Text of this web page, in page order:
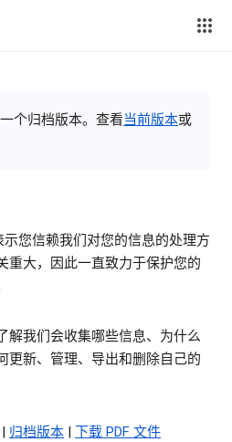
个归档版本。查看当前版本或
您信赖我们对您的信息的处理方
重大，因此一直致力于保护您的
解我们会收集哪些信息、为什么
更新、管理、导出和删除自己的
归档版本 | 下载 PDF 文件